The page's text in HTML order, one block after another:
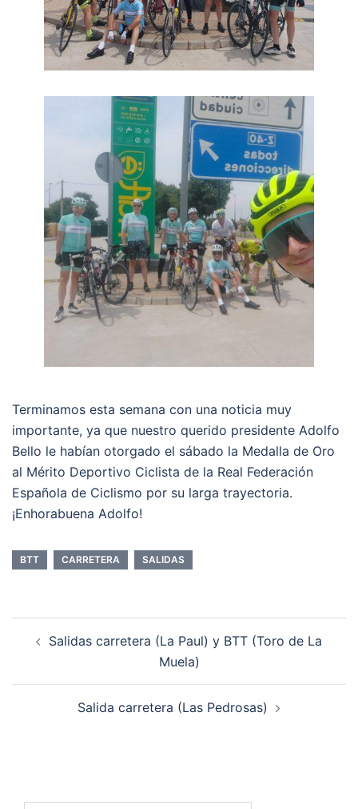
Terminamos esta semana con una noticia muy
importante, ya que nuestro querido presidente Adolfo
Bello le habían otorgado el sábado la Medalla de Oro
al Mérito Deportivo Ciclista de la Real Federación
Española de Ciclismo por su larga trayectoria.
¡Enhorabuena Adolfo!
BTT CARRETERA SALIDAS
Salidas carretera (La Paul) y BTT (Toro de La
Muela)
Salida carretera (Las Pedrosas)